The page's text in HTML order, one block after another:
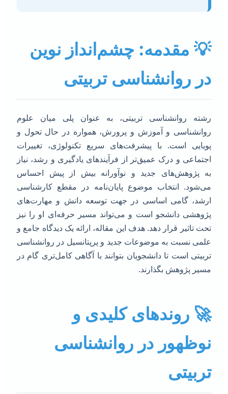
مقدمه: چشم‌انداز نوین
روانشناسی تربیتی
روانشناسی تربیتی، به عنوان پلی میان علوم
و آموزش و پرورش، همواره در حال تحول و
است. با پیشرفت‌های سریع تکنولوژی، تغییرات
و درک عمیق‌تر از فرآیندهای یادگیری و رشد، نیاز
پژوهش‌های جدید و نوآورانه بیش از پیش احساس
انتخاب موضوع پایان‌نامه در مقطع کارشناسی
گامی اساسی در جهت توسعه دانش و مهارت‌های
دانشجو است و می‌تواند مسیر حرفه‌ای او را نیز
تاثیر قرار دهد. هدف این مقاله، ارائه یک دیدگاه جامع و
نسبت به موضوعات جدید و پرپتانسیل در روانشناسی
است تا دانشجویان بتوانند با آگاهی کامل‌تری گام در
پژوهش بگذارند.
روندهای کلیدی و
در روانشناسی